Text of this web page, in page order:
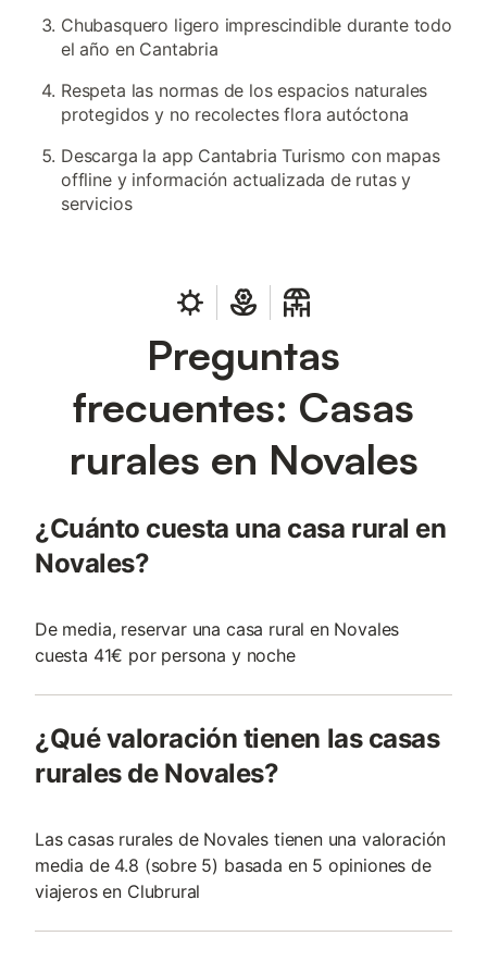
Chubasquero ligero imprescindible durante todo
el año en Cantabria
Respeta las normas de los espacios naturales
protegidos y no recolectes flora autóctona
Descarga la app Cantabria Turismo con mapas
offline y información actualizada de rutas y
servicios
Preguntas
frecuentes: Casas
rurales en Novales
¿Cuánto cuesta una casa rural en
Novales?
De media, reservar una casa rural en Novales
cuesta 41€ por persona y noche
¿Qué valoración tienen las casas
rurales de Novales?
Las casas rurales de Novales tienen una valoración
media de 4.8 (sobre 5) basada en 5 opiniones de
viajeros en Clubrural